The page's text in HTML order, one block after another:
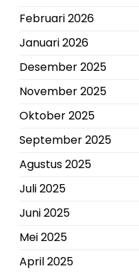
Februari 2026
Januari 2026
Desember 2025
November 2025
Oktober 2025
September 2025
Agustus 2025
Juli 2025
Juni 2025
Mei 2025
April 2025